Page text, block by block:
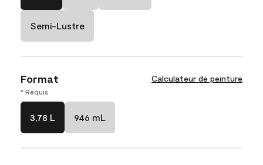
Semi-Lustre
Format Calculateur de peinture
* Requis
3,78 L 946 mL